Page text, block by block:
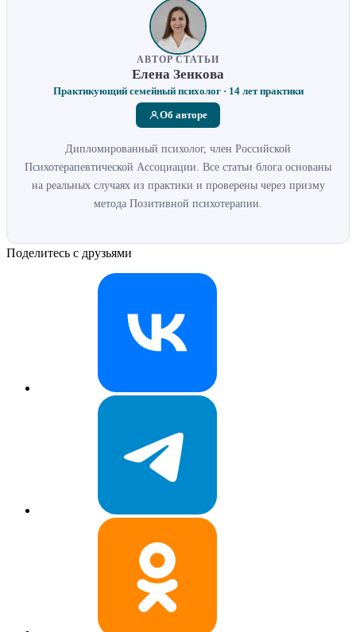
АВТОР СТАТЬИ
Елена Зенкова
Практикующий семейный психолог · 14 лет практики
Об авторе
Дипломированный психолог, член Российской
Психотерапевтической Ассоциации. Все статьи блога основаны
на реальных случаях из практики и проверены через призму
метода Позитивной психотерапии.
Поделитесь с друзьями